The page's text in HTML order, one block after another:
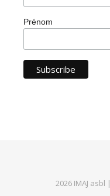
Prénom
2026 IMAJ asbl |